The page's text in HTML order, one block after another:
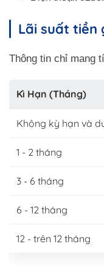
Lãi suất tiền
Thông tin chỉ mang
Kì Hạn (Tháng)
Không kỳ hạn và
1 - 2 tháng
3 - 6 tháng
6 - 12 tháng
12 - trên 12 tháng